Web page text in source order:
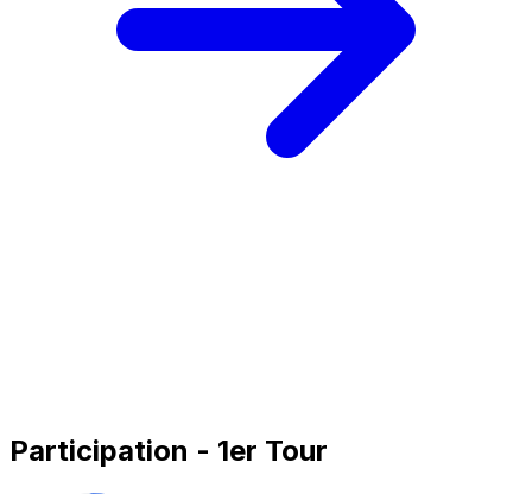
Participation - 1er Tour